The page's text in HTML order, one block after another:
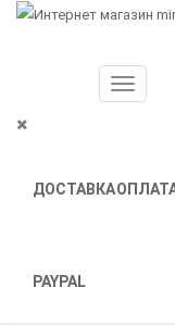
ДОСТАВКА
PAYPAL